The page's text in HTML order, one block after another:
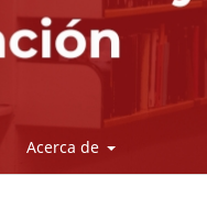
Acerca de